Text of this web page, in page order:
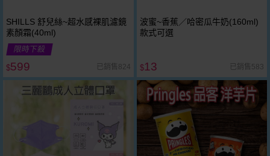
SHILLS 舒兒絲~超水感裸肌濾鏡
素顏霜(40ml)
限時下殺
$599 已銷售824
波蜜~香蕉／哈密瓜牛奶(160ml)
款式可選
$13 已銷售583